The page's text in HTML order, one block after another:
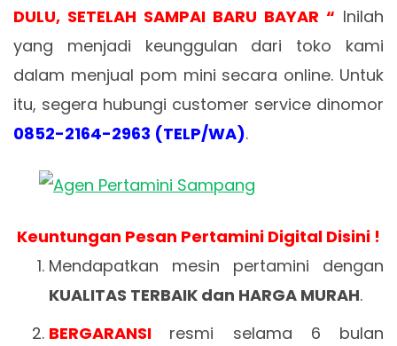
DULU, SETELAH SAMPAI BARU BAYAR “ Inilah
yang menjadi keunggulan dari toko kami
dalam menjual pom mini secara online. Untuk
itu, segera hubungi customer service dinomor
0852-2164-2963 (TELP/WA).
Keuntungan Pesan Pertamini Digital Disini !
Mendapatkan mesin pertamini dengan
KUALITAS TERBAIK dan HARGA MURAH.
BERGARANSI resmi selama 6 bulan